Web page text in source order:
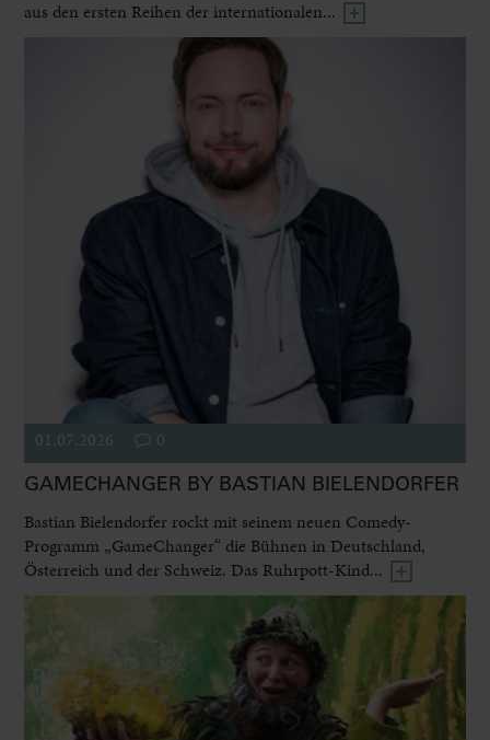
aus den ersten Reihen der internationalen...
01.07.2026 0
GAMECHANGER BY BASTIAN BIELENDORFER
Bastian Bielendorfer rockt mit seinem neuen Comedy-
Programm „GameChanger“ die Bühnen in Deutschland,
Österreich und der Schweiz. Das Ruhrpott-Kind...